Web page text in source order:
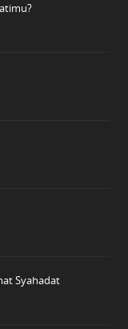
Syahadat